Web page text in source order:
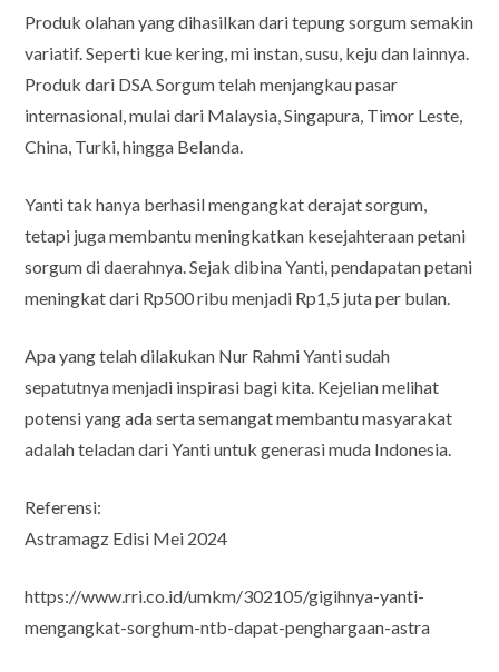
Produk olahan yang dihasilkan dari tepung sorgum semakin
variatif. Seperti kue kering, mi instan, susu, keju dan lainnya.
Produk dari DSA Sorgum telah menjangkau pasar
internasional, mulai dari Malaysia, Singapura, Timor Leste,
China, Turki, hingga Belanda.
Yanti tak hanya berhasil mengangkat derajat sorgum,
tetapi juga membantu meningkatkan kesejahteraan petani
sorgum di daerahnya. Sejak dibina Yanti, pendapatan petani
meningkat dari Rp500 ribu menjadi Rp1,5 juta per bulan.
Apa yang telah dilakukan Nur Rahmi Yanti sudah
sepatutnya menjadi inspirasi bagi kita. Kejelian melihat
potensi yang ada serta semangat membantu masyarakat
adalah teladan dari Yanti untuk generasi muda Indonesia.
Referensi:
Astramagz Edisi Mei 2024
https://www.rri.co.id/umkm/302105/gigihnya-yanti-
mengangkat-sorghum-ntb-dapat-penghargaan-astra